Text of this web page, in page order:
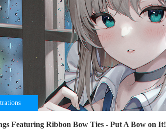
Featuring Ribbon Bow Ties - Put A Bow on It!